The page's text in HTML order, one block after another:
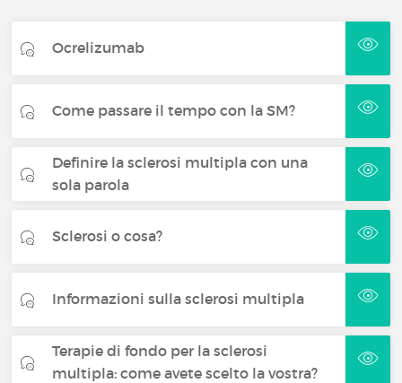
Ocrelizumab
Come passare il tempo con la SM?
Definire la sclerosi multipla con una
sola parola
Sclerosi o cosa?
Informazioni sulla sclerosi multipla
Terapie di fondo per la sclerosi
multipla: come avete scelto la vostra?